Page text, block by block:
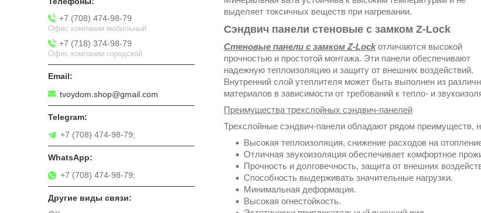
выделяет токсичных веществ при нагревании.
Сэндвич панели стеновые с замком Z-Lock
Стеновые панели с замком Z-Lockотличаются высокой
прочностью и простотой монтажа. Эти панели обеспечивают
надежную теплоизоляцию и защиту от внешних воздействий.
Внутренний слой утеплителя может быть выполнен из
материалов в зависимости от требований к тепло- и
Преимущества трехслойных сэндвич-панелей
Трехслойные сэндвич-панели обладают рядом преимуществ,
Высокая теплоизоляция, снижение расходов на
Отличная звукоизоляция обеспечивает комфортное
Прочность и долговечность, защита от внешних
Способность выдерживать значительные нагрузки.
Минимальная деформация.
Высокая огнестойкость.
+7 (708) 474-98-79
Офис компании мобильный
+7 (718) 374-98-79
Офис компании городской
tvoydom.shop@gmail.com
+7 (708) 474-98-79;
+7 (708) 474-98-79;